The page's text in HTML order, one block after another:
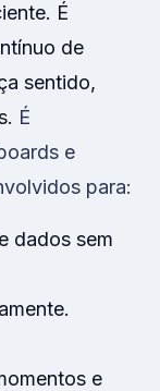
É
de
sentido,
É
e
para:
dados sem
e